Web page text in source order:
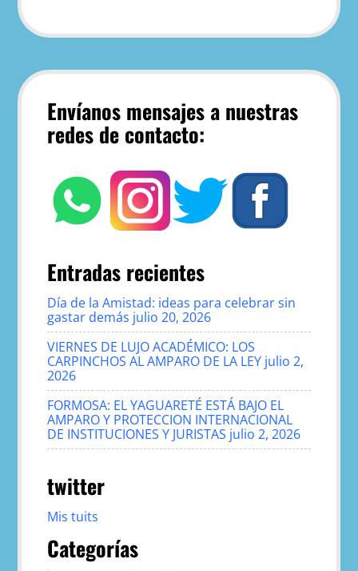
Envíanos mensajes a nuestras
redes de contacto:
Entradas recientes
Día de la Amistad: ideas para celebrar sin
gastar demás julio 20, 2026
VIERNES DE LUJO ACADÉMICO: LOS
CARPINCHOS AL AMPARO DE LA LEY julio 2,
2026
FORMOSA: EL YAGUARETÉ ESTÁ BAJO EL
AMPARO Y PROTECCION INTERNACIONAL
DE INSTITUCIONES Y JURISTAS julio 2, 2026
twitter
Mis tuits
Categorías